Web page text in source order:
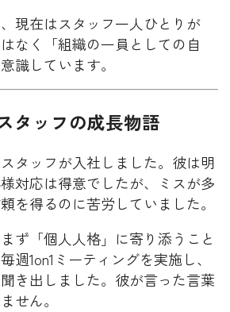
現在はスタッフ一人ひとりが
なく「組織の一員としての自
識しています。
タッフの成長物語
タッフが入社しました。彼は明
対応は得意でしたが、ミスが多
を得るのに苦労していました。
ず「個人人格」に寄り添うこと
週1on1ミーティングを実施し、
き出しました。彼が言った言葉
せん。